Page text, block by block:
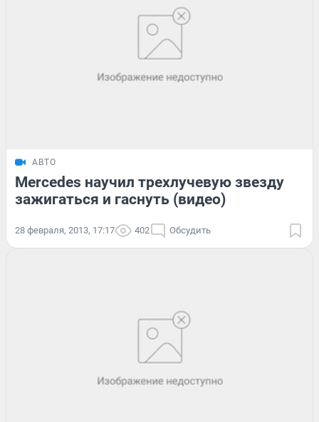
АВТО
Mercedes научил трехлучевую звезду
зажигаться и гаснуть (видео)
28 февраля, 2013, 17:17 402 Обсудить